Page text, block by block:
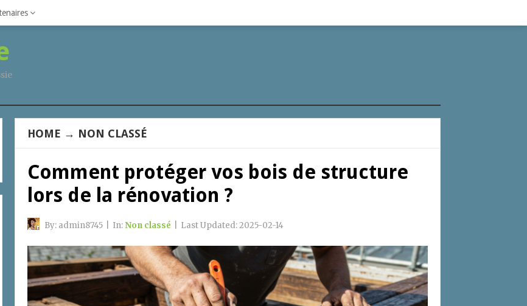
HOME → NON CLASSÉ
Comment protéger vos bois de structure
lors de la rénovation ?
By: admin8745 In:Non classé Last Updated:2025-02-14